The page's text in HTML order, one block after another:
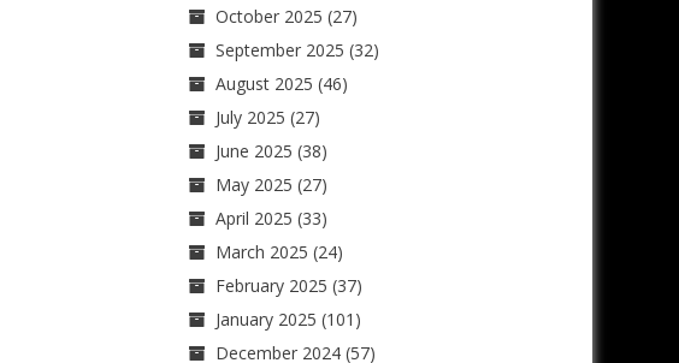
October 2025 (27)
September 2025 (32)
August 2025 (46)
July 2025 (27)
June 2025 (38)
May 2025 (27)
April 2025 (33)
March 2025 (24)
February 2025 (37)
January 2025 (101)
December 2024(57)